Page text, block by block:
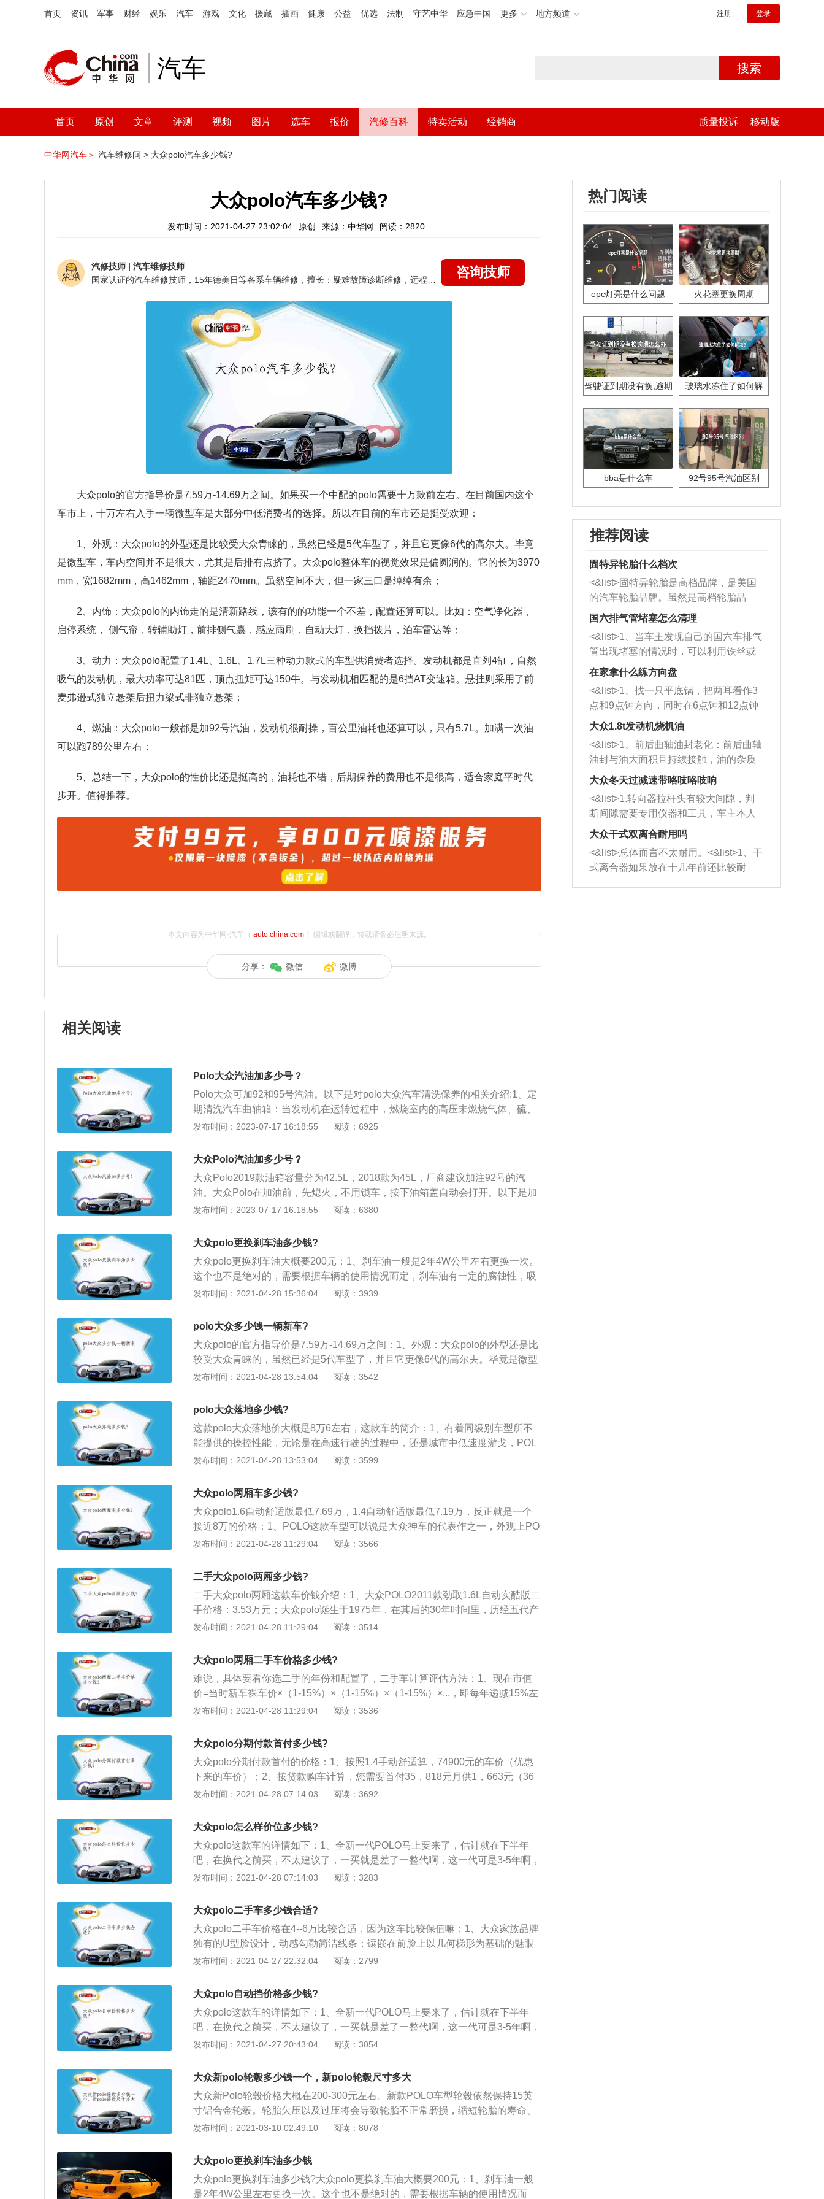
首页 资讯 军事 财经 娱乐 汽车 游戏 文化 援藏 插画 健康 公益 优选 法制 守艺中华 应急中国 更多 地方频道 注册 登录
汽车 搜索
首页 原创 文章 评测 视频 图片 选车 报价 汽修百科 特卖活动 经销商 质量投诉 移动版
中华网汽车＞ 汽车维修间 > 大众polo汽车多少钱?
大众polo汽车多少钱?
发布时间：2021-04-27 23:02:04 原创 来源：中华网 阅读：2820
汽修技师 | 汽车维修技师
咨询技师
大众polo的官方指导价是7.59万-14.69万之间。如果买一个中配的polo需要十万款前左右。在目前国内这个
车市上，十万左右入手一辆微型车是大部分中低消费者的选择。所以在目前的车市还是挺受欢迎：
1、外观：大众polo的外型还是比较受大众青睐的，虽然已经是5代车型了，并且它更像6代的高尔夫。毕竟
是微型车，车内空间并不是很大，尤其是后排有点挤了。大众polo整体车的视觉效果是偏圆润的。它的长为3970
mm，宽1682mm，高1462mm，轴距2470mm。虽然空间不大，但一家三口是绰绰有余；
2、内饰：大众polo的内饰走的是清新路线，该有的的功能一个不差，配置还算可以。比如：空气净化器，
启停系统， 侧气帘，转辅助灯，前排侧气囊，感应雨刷，自动大灯，换挡拨片，泊车雷达等；
3、动力：大众polo配置了1.4L、1.6L、1.7L三种动力款式的车型供消费者选择。发动机都是直列4缸，自然
吸气的发动机，最大功率可达81匹，顶点扭矩可达150牛。与发动机相匹配的是6挡AT变速箱。悬挂则采用了前
麦弗逊式独立悬架后扭力梁式非独立悬架；
4、燃油：大众polo一般都是加92号汽油，发动机很耐操，百公里油耗也还算可以，只有5.7L。加满一次油
可以跑789公里左右；
5、总结一下，大众polo的性价比还是挺高的，油耗也不错，后期保养的费用也不是很高，适合家庭平时代
步开。值得推荐。
本文内容为中华网·汽车（ auto.china.com）编辑或翻译，转载请务必注明来源。
分享： 微信 微博
相关阅读
Polo大众汽油加多少号？
Polo大众可加92和95号汽油。以下是对polo大众汽车清洗保养的相关介绍:1、定
期清洗汽车曲轴箱：当发动机在运转过程中，燃烧室内的高压未燃烧气体、硫、
水分、氮和酸的氧化物经过活塞环与缸壁之间的间隙进入曲轴箱中，与零件长期
内部的清洁是很有必要的。2、定期更换机油：不管是质量等级高或低的润滑油
在使用过程中油质都会发生变化，因此为了避免故障的发生，应根据使用条件定
期换油和使油量适中。所以，保养发动机，一定要用好机油。3、定期清洗汽车
燃油系统：保养发动机，一定要给燃油系统做好保养。定期给汽车燃油系统做清
理，可以控制积炭的生成，从而使发动机保持在最佳状态。
发布时间：2023-07-17 16:18:55 阅读：6925
大众Polo汽油加多少号？
大众Polo2019款油箱容量分为42.5L，2018款为45L，厂商建议加注92号的汽
油。大众Polo在加油前，先熄火，不用锁车，按下油箱盖自动会打开。以下是加
油注意事项的介绍：1、请勿将加油枪放置在加油口处，燃油漏出可能会导致火
油过程中，建议所有人员不要停留在车内。另外在拿加油枪之前，防止静电。
4、加油过程中要关闭一切电子设备，以免引起火灾甚至更严重的灾害。5、添加
燃油时不抽烟、不打电话、不携带或产生明火，谨防引爆燃油。6、当指示灯显
示剩余油量不足1/4时，必须及时添加燃油了，否则途中可能发生抛锚。
发布时间：2023-07-17 16:18:55 阅读：6380
大众polo更换刹车油多少钱?
大众polo更换刹车油大概要200元：1、刹车油一般是2年4W公里左右更换一次。
这个也不是绝对的，需要根据车辆的使用情况而定，刹车油有一定的腐蚀性，吸
水性也比较强，所以可以使用专用的刹车油检测仪检查下刹车油中的含水量；
更换了；3、刹车系统因刹车片与刹车盘相互摩擦产生的热量使温度升高进而达
到沸点温度时，刹车油内的水分就会沸腾，并产生气泡，气体是可压缩的，刹车
管路里存在一定量的气泡时，踩下刹车踏板时就会觉得很软，制动力明显不足，
严重的情况还有可能失去制动力。
发布时间：2021-04-28 15:36:04 阅读：3939
polo大众多少钱一辆新车?
大众polo的官方指导价是7.59万-14.69万之间：1、外观：大众polo的外型还是比
较受大众青睐的，虽然已经是5代车型了，并且它更像6代的高尔夫。毕竟是微型
车，车内空间并不是很大，尤其是后排有点挤了。大众polo整体车的视觉效果是
间不大，但一家三口是绰绰有余；2、内饰：大众polo的内饰走的是清新路线，该
有的的功能一个不差，配置还算可以。比如：空气净化器，启停系统，侧气帘，
转辅助灯，前排侧气囊，感应雨刷，自动大灯，换挡拨片，泊车雷达等；3、动
力：大众polo配置了1.4L、1.6L、1.7L三种动力款式的车型供消费者选择。发动
机都是直列4缸，自然吸气的发动机，最大功率可达81匹，顶点扭矩可达150牛。
式非独立悬架；4、燃油：大众polo一般都是加92号汽油，发动机很耐操，百公
里油耗也还算可以，只有5.7L。加满一次油可以跑789公里左右；5、总结一下，
大众polo的性价比还是挺高的，油耗也不错，后期保养的费用也不是很高，适合
发布时间：2021-04-28 13:54:04 阅读：3542
polo大众落地多少钱?
这款polo大众落地价大概是8万6左右，这款车的简介：1、有着同级别车型所不
能提供的操控性能，无论是在高速行驶的过程中，还是城市中低速度游戈，POL
O都始终保持了良好的稳定性和可操作性，高速过程中没有很明显发飘感觉，转
性达到了一个新的水准；2、外观动感时尚，尤其是大灯，LED侧面转向灯这点
也是最近比较主流的配置，内饰粗糙，这是紧凑车的通病，但新款CrossPOLO有
了很大的改善；3、动力略显不足，有网友反映自己的POLO1.4排量的动力数据
显示却只有73KW，相对来说比较省油，车友普遍反映1.4排量的油耗在7、8个油
左右，开空调会在10个油左右。
发布时间：2021-04-28 13:53:04 阅读：3599
大众polo两厢车多少钱?
大众polo1.6自动舒适版最低7.69万，1.4自动舒适版最低7.19万，反正就是一个
接近8万的价格：1、POLO这款车型可以说是大众神车的代表作之一，外观上PO
LO谈得上颜值不错的车型，符合大众的审美，这是大众品牌最成功的一点；2、
感觉，所以不论男女老少都很容易的接受了他的外观；3、内饰方面来说POLO给
人简洁的感觉，一样属于家族式的内饰风格，可以说虽简约而不简单，各种操作
按揭使用起来都很顺手，各按键的位置并不需要太长时间的适应，很容易就可以
上手。
发布时间：2021-04-28 11:29:04 阅读：3566
二手大众polo两厢多少钱?
二手大众polo两厢这款车价钱介绍：1、大众POLO2011款劲取1.6L自动实酷版二
手价格：3.53万元；大众polo诞生于1975年，在其后的30年时间里，历经五代产
品演变，总产量超过700万辆；2、并曾长期位居德国经济性小型车销量榜首，被
靠性，舒适性和安全性的标准；3、最大优点车体比较重，安全性好，被网友戏
称为“小坦克”，外观时尚动感最大缺点动力欠缺，略显不足；部分车友在启动
时，曾遇到过二次点火现象外观外观动感时尚，尤其是大灯，LED侧面转向灯这
点也是最近比较主流的配置。
发布时间：2021-04-28 11:29:04 阅读：3514
大众polo两厢二手车价格多少钱?
难说，具体要看你选二手的年份和配置了，二手车计算评估方法：1、现在市值
价=当时新车裸车价×（1-15%）×（1-15%）×（1-15%）×...，即每年递减15%左
右，满几年就乘以多少个（1-15%）；2、看保险还有多长时间，审车还有多长时
票、钥匙齐备（一般2把）、说明书、工具箱、灭火器、应急工具、三脚架等一
应俱全，且一直在4s店保养、维修维护的，可适当提价，具体看个人；4、看是
否有过重大事故，否则再在现在市值价上折价30%-50%+；5、试驾，直观感受，
最好城市道路和高速都跑跑，看换挡是否顺畅，刹车是否正常，方向是否跑偏，
是否有异响，中控是否完好，玻璃是否完好，玻璃升降是否顺畅，低速表现和高
发布时间：2021-04-28 11:29:04 阅读：3536
大众polo分期付款首付多少钱?
大众polo分期付款首付的价格：1、按照1.4手动舒适算，74900元的车价（优惠
下来的车价）；2、按贷款购车计算，您需要首付35，818元月供1，663元（36
个月），总计花费95，686元比全款购车多花费5，338元；3、不过这个是没有
产生3000到4000元的手续费。
发布时间：2021-04-28 07:14:03 阅读：3692
大众polo怎么样价位多少钱?
大众polo这款车的详情如下：1、全新一代POLO马上要来了，估计就在下半年
吧，在换代之前买，不太建议了，一买就是差了一整代啊，这一代可是3-5年啊，
所以如果想买还是建议忍一忍；2、这一代的POLO卖了也挺久了，目前优惠应该
大众代步小车，1.5L自动挡，高配弄完10万，有点高，但是喜欢这个车的人也不
少，比较是大众，还有点精品感，不过一个月也就卖个一万多台吧，在轿车市场
里算是少的了；3、主要是这个车空间太小，一个人开都觉得小，175cm的人坐
前排都有点碰头，后排就更小了，短途勉强，长途是真难受，还不如买个韩系
的，起码坐得舒服。
发布时间：2021-04-28 07:14:03 阅读：3283
大众polo二手车多少钱合适?
大众polo二手车价格在4--6万比较合适，因为这车比较保值嘛：1、大众家族品牌
独有的U型脸设计，动感勾勒简洁线条；镶嵌在前脸上以几何梯形为基础的魅眼
造型头灯组，和其内部异位差的灯具组合，充分表达大众与众不同的独特韵味；
灯内端嵌有大众logo，彰显国际车型风范；3、前脸中三维立体前车标，采用镀铬
材质，有效展现其三维效果表现，强化POLO劲情身出名门血统；再由立体镀铬
格栅，清晰呈现前脸的立体层次感。
发布时间：2021-04-27 22:32:04 阅读：2799
大众polo自动挡价格多少钱?
大众polo这款车的详情如下：1、全新一代POLO马上要来了，估计就在下半年
吧，在换代之前买，不太建议了，一买就是差了一整代啊，这一代可是3-5年啊，
所以如果想买还是建议忍一忍；2、这一代的POLO卖了也挺久了，目前优惠应该
大众代步小车，1.5L自动挡，高配弄完10万，有点高，但是喜欢这个车的人也不
少，比较是大众，还有点精品感，不过一个月也就卖个一万多台吧，在轿车市场
里算是少的了；3、主要是这个车空间太小，一个人开都觉得小，175cm的人坐
前排都有点碰头，后排就更小了，短途勉强，长途是真难受，还不如买个韩系
的，起码坐得舒服。
发布时间：2021-04-27 20:43:04 阅读：3054
大众新polo轮毂多少钱一个，新polo轮毂尺寸多大
大众新Polo轮毂价格大概在200-300元左右。新款POLO车型轮毂依然保持15英
寸铝合金轮毂。轮胎欠压以及过压将会导致轮胎不正常磨损，缩短轮胎的寿命、
增加油耗甚至会增大爆胎的几率。建议一个月检查一次轮胎气压以保证轮胎气压
者胎压监控系统（TPMS）检查胎压。车辆说明书上会列明车辆各种负载状态下
的标准胎压。同时，该参数也会在驾驶员车门边的标签上列明。轮胎的标准胎压
约为2.2~2.6bar，过高的胎压易增加轮胎的磨损，还可能造成爆胎，而过低则会
发布时间：2021-03-10 02:49:10 阅读：8078
大众polo更换刹车油多少钱
大众polo更换刹车油多少钱?大众polo更换刹车油大概要200元：1、刹车油一般
是2年4W公里左右更换一次。这个也不是绝对的，需要根据车辆的使用情况而
热门阅读
epc灯亮是什么问题 火花塞更换周期
驾驶证到期没有换,逾期
玻璃水冻住了如何解
bba是什么车 92号95号汽油区别
推荐阅读
固特异轮胎什么档次
<&list>固特异轮胎是高档品牌，是美国
的汽车轮胎品牌。虽然是高档轮胎品
牌，但是中高低端的轮胎都有生产，这
也是为了更好的开拓市场。
国六排气管堵塞怎么清理
<&list>1、当车主发现自己的国六车排气
管出现堵塞的情况时，可以利用铁丝或
者是细棍，直接将杂物给取出来，如果
堵塞情况比较严重，也可以采取应急措
施。 <&list>2、直接利用木棍将所有的
杂物推到排气管里面的位置处，然后将
三元催化器拆解开，就可以将堵塞的东
西取出来。但如果是因为积碳过多引起
的堵塞，就需要将三元催化器泡在草酸
洗剂对堵塞的情况得到解决，将清洗剂
放在燃油箱中，与燃油混合后，车辆启
动时，就可以和汽油一起进入到燃烧
室，最后形成废气排出，就可以让三元
催化器得到清洗，排气管堵塞的情况就
能够得到解决。
在家拿什么练方向盘
<&list>1、找一只平底锅，把两耳看作3
点和9点钟方向，同时在6点钟和12点钟
方向做一个标记。 <&list>2、双手握住
一圈半的练习，往右同样也要打相同的
圈数。 <&list>3、最后强调要反复练
习，这样就可以形成肌肉记忆，在真实
驾驶车辆时，不需要记忆也能打好方
向。
大众1.8t发动机烧机油
<&list>1、前后曲轴油封老化：前后曲轴
油封与油大面积且持续接触，油的杂质
和发动机内持续温度变化使其密封效果
逐渐减弱，导致渗油或漏油。<&list>2、
活塞间隙过大：积碳会使活塞环与缸体
的间隙扩大，导致机油流入燃烧室中，
造成烧机油。<&list>3、机油粘度。使用
机油粘度过小的话，同样会有烧机油现
象，机油粘度过小具有很好的流动性，
大众冬天过减速带咯吱咯吱响
<&list>1.转向器拉杆头有较大间隙，判
断间隙需要专用仪器和工具，车主本人
无法制作，需要将车辆送到修理厂或4s
店；<&list>2.车辆半轴套管防尘罩破
裂，破裂后会出现漏油现象，使半轴磨
损严重，磨损的半轴容易损坏，产生异
响；<&list>3.稳定器的转向胶套和球头
大众干式双离合耐用吗
<&list>总体而言不太耐用。<&list>1、干
式离合器如果放在十几年前还比较耐